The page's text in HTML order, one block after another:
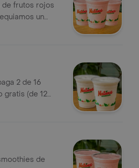
de frutos rojos
un
2 de 16
gratis (de 12
de